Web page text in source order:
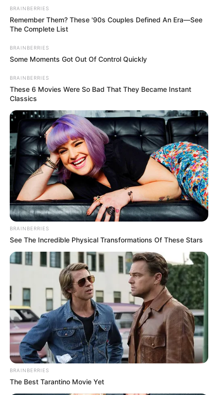
BRAINBERRIES
Remember Them? These '90s Couples Defined An Era—See
The Complete List
BRAINBERRIES
Some Moments Got Out Of Control Quickly
BRAINBERRIES
These 6 Movies Were So Bad That They Became Instant
Classics
BRAINBERRIES
See The Incredible Physical Transformations Of These Stars
BRAINBERRIES
The Best Tarantino Movie Yet